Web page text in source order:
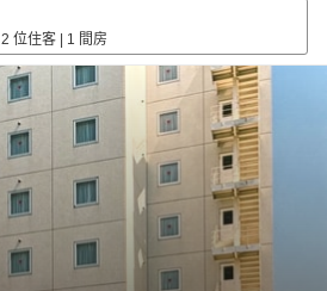
2 位住客 | 1 間房